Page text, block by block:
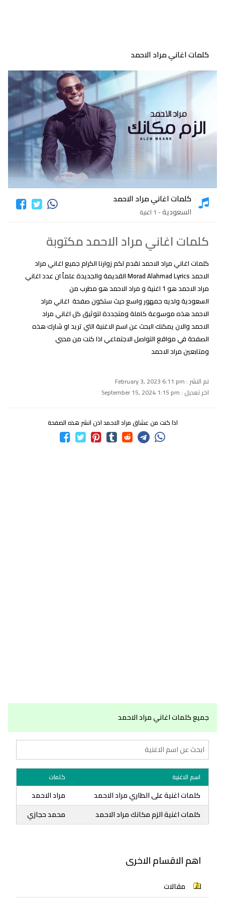
كلمات اغاني مراد الاحمد
كلمات اغاني مراد الاحمد
السعودية- 1 اغنية
كلمات اغاني مراد الاحمد مكتوبة
كلمات اغاني مراد الاحمد نقدم لكم زوارنا الكرام جميع اغاني مراد
الاحمد Morad Alahmad Lyrics القديمة والجديدة علماً ان عدد اغاني
مراد الاحمد هو 1 اغنية و مراد الاحمد هو مطرب من
السعودية ولديه جمهور واسع حيث ستكون صفحة اغاني مراد
الاحمد هذه موسوعة كاملة ومتجددة لتوثيق كل اغاني مراد
الاحمد والان يمكنك البحث عن اسم الاغنية التي تريد او شارك هذه
الصفحة في مواقع التواصل الاجتماعي اذا كنت من محبي
ومتابعين مراد الاحمد
تم النشر : February 3, 2023 6:11 pm
اخر تعديل : September 15, 2024 1:15 pm
اذا كنت من عشاق مراد الاحمد اذن انشر هذه الصفحة
جميع كلمات اغاني مراد الاحمد
اسم الاغنية كلمات
كلمات اغنية على الطاري مراد الاحمد
مراد الاحمد
كلمات اغنية الزم مكانك مراد الاحمد
محمد حجازي
اهم الاقسام الاخرى
مقالات